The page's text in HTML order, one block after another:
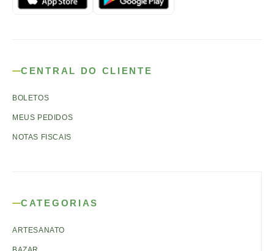
CENTRAL DO CLIENTE
BOLETOS
MEUS PEDIDOS
NOTAS FISCAIS
CATEGORIAS
ARTESANATO